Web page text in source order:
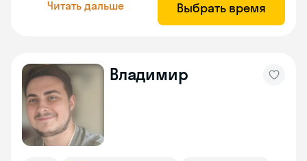
Читать дальше Выбрать время
Владимир